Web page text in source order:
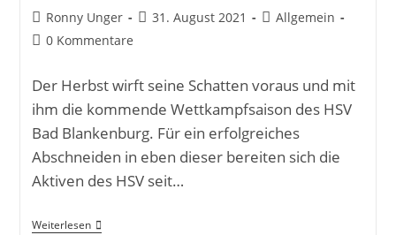
Ronny Unger 31. August 2021
Allgemein
0 Kommentare
Der Herbst wirft seine Schatten voraus und mit
ihm die kommende Wettkampfsaison des HSV
Bad Blankenburg. Für ein erfolgreiches
Abschneiden in eben dieser bereiten sich die
Aktiven des HSV seit…
Weiterlesen